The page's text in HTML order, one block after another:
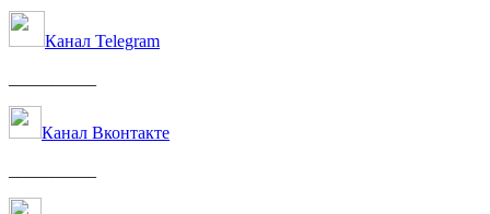
Канал Telegram
Канал Вконтакте